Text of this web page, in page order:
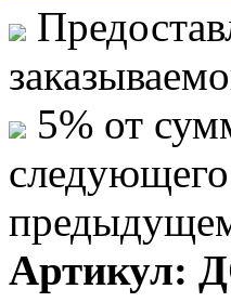
5% от
Артикул: